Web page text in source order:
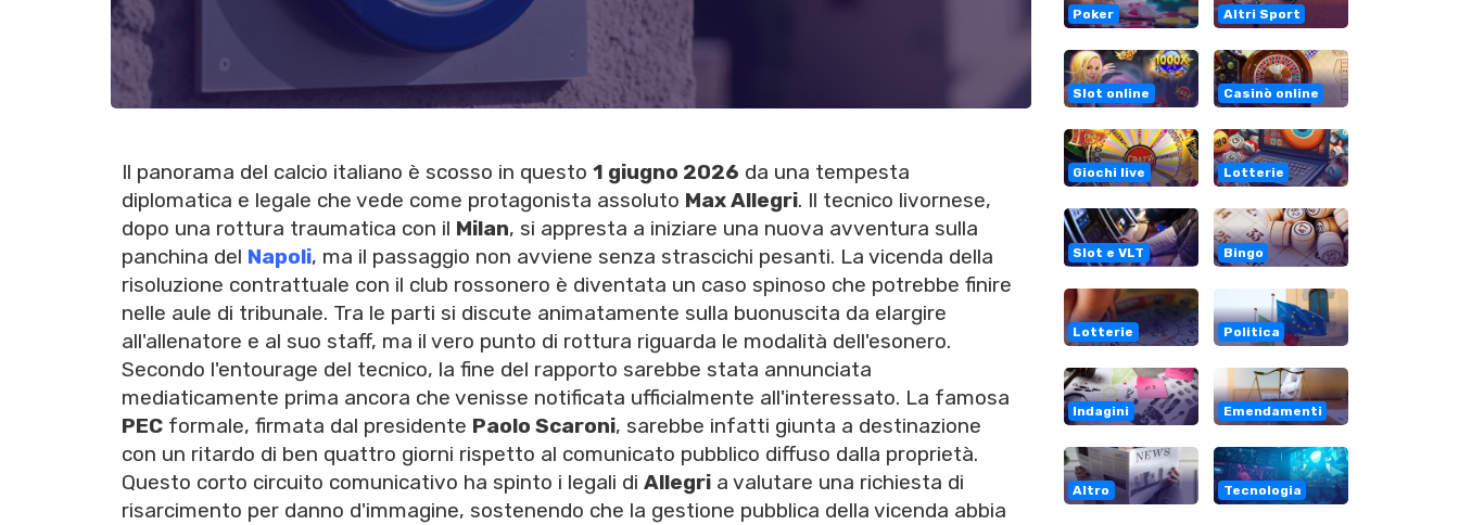
Il panorama del calcio italiano è scosso in questo 1 giugno 2026 da una tempesta
diplomatica e legale che vede come protagonista assoluto Max Allegri. Il tecnico livornese,
dopo una rottura traumatica con il Milan, si appresta a iniziare una nuova avventura sulla
panchina del Napoli, ma il passaggio non avviene senza strascichi pesanti. La vicenda della
risoluzione contrattuale con il club rossonero è diventata un caso spinoso che potrebbe finire
nelle aule di tribunale. Tra le parti si discute animatamente sulla buonuscita da elargire
all'allenatore e al suo staff, ma il vero punto di rottura riguarda le modalità dell'esonero.
Secondo l'entourage del tecnico, la fine del rapporto sarebbe stata annunciata
mediaticamente prima ancora che venisse notificata ufficialmente all'interessato. La famosa
PEC formale, firmata dal presidente Paolo Scaroni, sarebbe infatti giunta a destinazione
con un ritardo di ben quattro giorni rispetto al comunicato pubblico diffuso dalla proprietà.
Questo corto circuito comunicativo ha spinto i legali di Allegri a valutare una richiesta di
risarcimento per danno d'immagine, sostenendo che la gestione pubblica della vicenda abbia
Poker Altri Sport
Slot online Casinò online
Giochi live Lotterie
Slot e VLT Bingo
Lotterie Politica
Indagini Emendamenti
Altro Tecnologia